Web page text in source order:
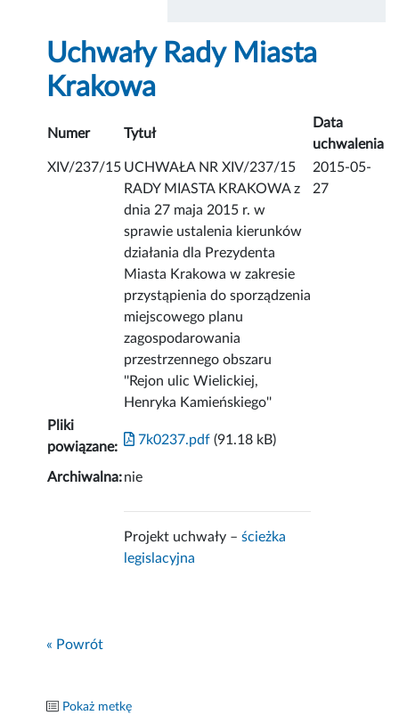
Uchwały Rady Miasta
Krakowa
Numer Tytuł
Data
uchwalenia
XIV/237/15 UCHWAŁA NR XIV/237/15
RADY MIASTA KRAKOWA z
dnia 27 maja 2015 r. w
sprawie ustalenia kierunków
działania dla Prezydenta
Miasta Krakowa w zakresie
przystąpienia do sporządzenia
miejscowego planu
zagospodarowania
przestrzennego obszaru
''Rejon ulic Wielickiej,
Henryka Kamieńskiego''
2015-05-
27
Pliki
powiązane:
7k0237.pdf (91.18 kB)
Archiwalna:nie
Projekt uchwały –ścieżka
legislacyjna
« Powrót
Pokaż metkę